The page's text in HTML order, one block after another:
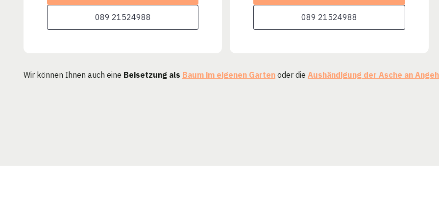
089 21524988 089 21524988
Wir können Ihnen auch eine Beisetzung als Baum im eigenen Garten oder die Aushändigung der Asche an